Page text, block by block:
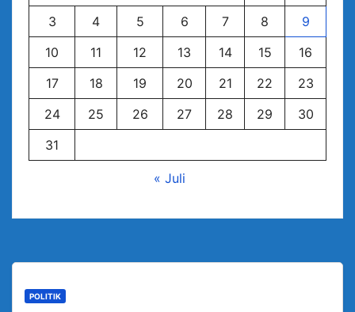
3
4 5 6 7 8
9
10
11 12 13 14 15
16
17
18 19 20 21 22
23
24
25 26 27 28 29
30
31
« Juli
POLITIK